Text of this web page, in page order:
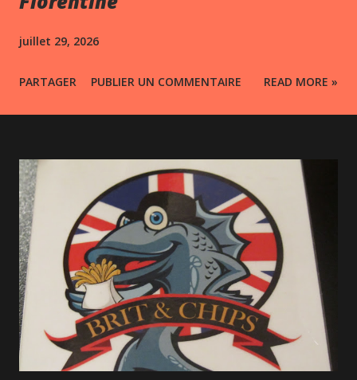
juillet 29, 2026
PARTAGER PUBLIER UN COMMENTAIRE READ MORE »